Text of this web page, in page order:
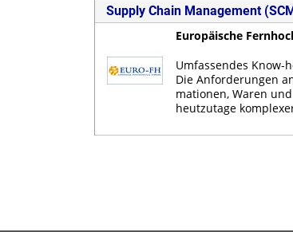
Supply Chain Management
Europäische
Um­fas­sen­des
Die An­for­de­run­gen
ma­tio­nen, Wa­ren
heut­zu­ta­ge